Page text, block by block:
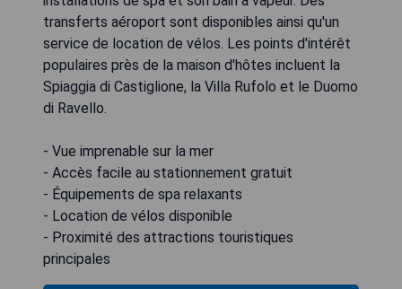
transferts aéroport sont disponibles ainsi qu'un
service de location de vélos. Les points d'intérêt
populaires près de la maison d'hôtes incluent la
Spiaggia di Castiglione, la Villa Rufolo et le Duomo
di Ravello.
- Vue imprenable sur la mer
- Accès facile au stationnement gratuit
- Équipements de spa relaxants
- Location de vélos disponible
- Proximité des attractions touristiques
principales